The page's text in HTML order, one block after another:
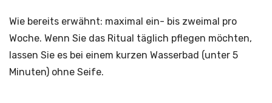
Wie bereits erwähnt: maximal ein- bis zweimal pro
Woche. Wenn Sie das Ritual täglich pflegen möchten,
lassen Sie es bei einem kurzen Wasserbad (unter 5
Minuten) ohne Seife.